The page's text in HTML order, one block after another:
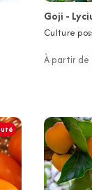
Goji -
Culture
À partir de